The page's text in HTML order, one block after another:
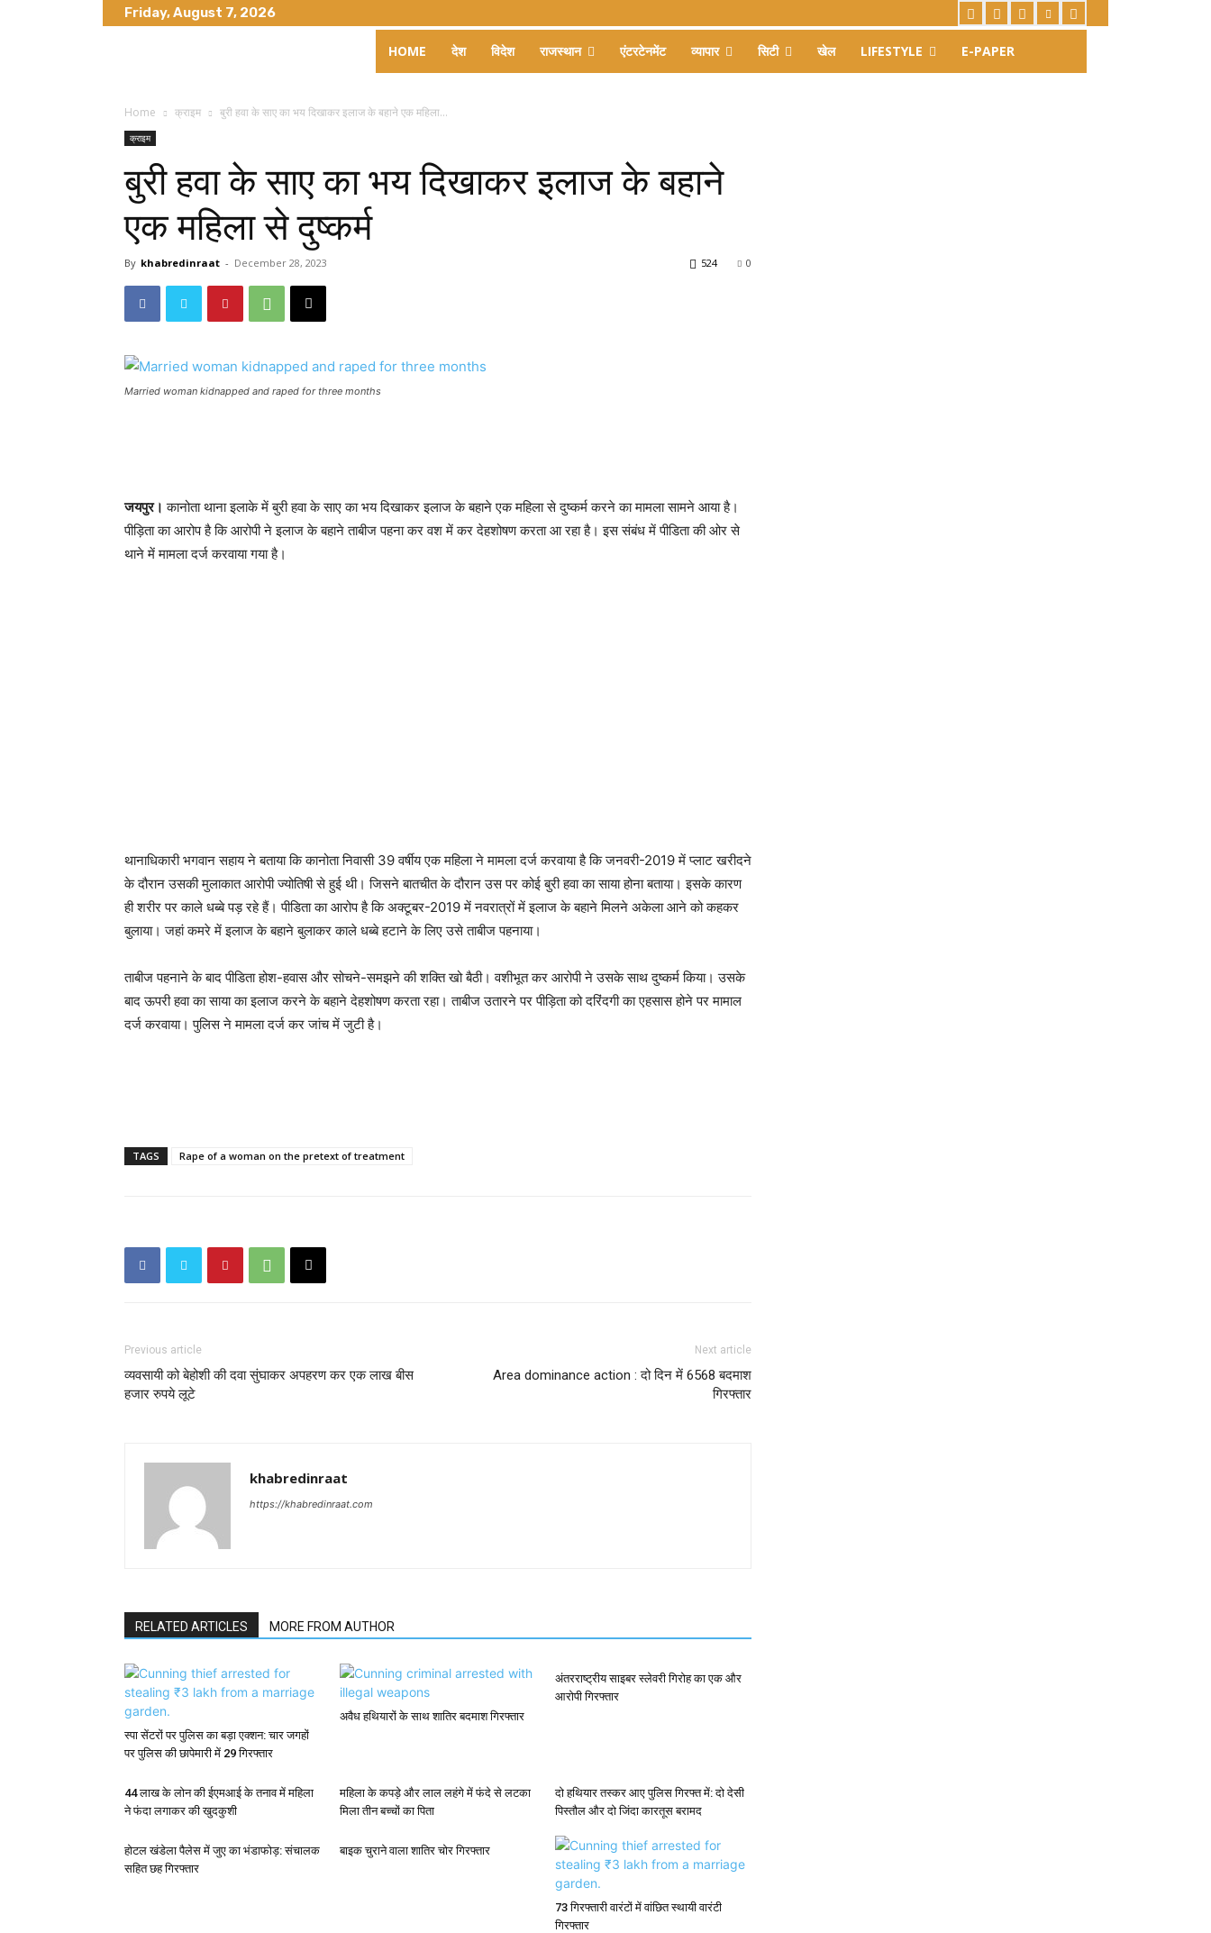
Friday, August 7, 2026
HOME देश विदेश राजस्थान एंटरटेनमेंट व्यापार सिटी खेल LIFESTYLE E-PAPER
Home क्राइम बुरी हवा के साए का भय दिखाकर इलाज के बहाने एक महिला...
क्राइम
बुरी हवा के साए का भय दिखाकर इलाज के बहाने
एक महिला से दुष्कर्म
By khabredinraat - December 28, 2023 0
524
Married woman kidnapped and raped for three months
जयपुर। कानोता थाना इलाके में बुरी हवा के साए का भय दिखाकर इलाज के बहाने एक महिला से दुष्कर्म करने का मामला सामने आया है।
पीड़िता का आरोप है कि आरोपी ने इलाज के बहाने ताबीज पहना कर वश में कर देहशोषण करता आ रहा है। इस संबंध में पीडिता की ओर से
थाने में मामला दर्ज करवाया गया है।
थानाधिकारी भगवान सहाय ने बताया कि कानोता निवासी 39 वर्षीय एक महिला ने मामला दर्ज करवाया है कि जनवरी-2019 में प्लाट खरीदने
के दौरान उसकी मुलाकात आरोपी ज्योतिषी से हुई थी। जिसने बातचीत के दौरान उस पर कोई बुरी हवा का साया होना बताया। इसके कारण
ही शरीर पर काले धब्बे पड़ रहे हैं। पीडिता का आरोप है कि अक्टूबर-2019 में नवरात्रों में इलाज के बहाने मिलने अकेला आने को कहकर
बुलाया। जहां कमरे में इलाज के बहाने बुलाकर काले धब्बे हटाने के लिए उसे ताबीज पहनाया।
ताबीज पहनाने के बाद पीडिता होश-हवास और सोचने-समझने की शक्ति खो बैठी। वशीभूत कर आरोपी ने उसके साथ दुष्कर्म किया। उसके
बाद ऊपरी हवा का साया का इलाज करने के बहाने देहशोषण करता रहा। ताबीज उतारने पर पीड़िता को दरिंदगी का एहसास होने पर मामाल
दर्ज करवाया। पुलिस ने मामला दर्ज कर जांच में जुटी है।
TAGS Rape of a woman on the pretext of treatment
Previous article
व्यवसायी को बेहोशी की दवा सुंघाकर अपहरण कर एक लाख बीस
हजार रुपये लूटे
Next article
Area dominance action : दो दिन में 6568 बदमाश
गिरफ्तार
khabredinraat
https://khabredinraat.com
RELATED ARTICLES MORE FROM AUTHOR
स्पा सेंटरों पर पुलिस का बड़ा एक्शन: चार जगहों
पर पुलिस की छापेमारी में 29 गिरफ्तार
अवैध हथियारों के साथ शातिर बदमाश गिरफ्तार
अंतरराष्ट्रीय साइबर स्लेवरी गिरोह का एक और
आरोपी गिरफ्तार
44 लाख के लोन की ईएमआई के तनाव में महिला
ने फंदा लगाकर की खुदकुशी
महिला के कपड़े और लाल लहंगे में फंदे से लटका
मिला तीन बच्चों का पिता
दो हथियार तस्कर आए पुलिस गिरफ्त में: दो देसी
पिस्तौल और दो जिंदा कारतूस बरामद
होटल खंडेला पैलेस में जुए का भंडाफोड़: संचालक
सहित छह गिरफ्तार
बाइक चुराने वाला शातिर चोर गिरफ्तार
73 गिरफ्तारी वारंटों में वांछित स्थायी वारंटी
गिरफ्तार